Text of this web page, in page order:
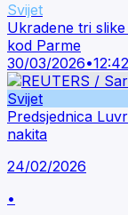
Svijet
Ukradene tri
kod Parme
30/03/2026•12:42
Svijet
Predsjednica
nakita
24/02/2026
•